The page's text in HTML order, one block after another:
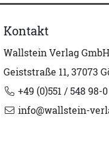
Kontakt
Wallstein Verlag GmbH
Geiststraße 11, 37073
+49 (0)551 / 548 98-0
info@wallstein-